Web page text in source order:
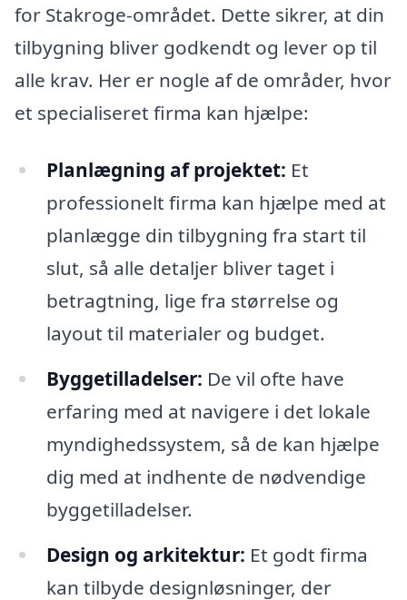
for Stakroge-området. Dette sikrer, at din
tilbygning bliver godkendt og lever op til
alle krav. Her er nogle af de områder, hvor
et specialiseret firma kan hjælpe:
Planlægning af projektet: Et
professionelt firma kan hjælpe med at
planlægge din tilbygning fra start til
slut, så alle detaljer bliver taget i
betragtning, lige fra størrelse og
layout til materialer og budget.
Byggetilladelser: De vil ofte have
erfaring med at navigere i det lokale
myndighedssystem, så de kan hjælpe
dig med at indhente de nødvendige
byggetilladelser.
Design og arkitektur: Et godt firma
kan tilbyde designløsninger, der